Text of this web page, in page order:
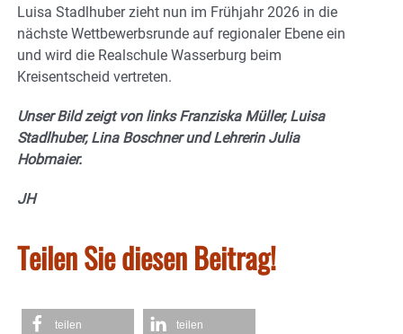
Luisa Stadlhuber zieht nun im Frühjahr 2026 in die
nächste Wettbewerbsrunde auf regionaler Ebene ein
und wird die Realschule Wasserburg beim
Kreisentscheid vertreten.
Unser Bild zeigt von links Franziska Müller, Luisa
Stadlhuber, Lina Boschner und Lehrerin Julia
Hobmaier.
JH
Teilen Sie diesen Beitrag!
teilen teilen